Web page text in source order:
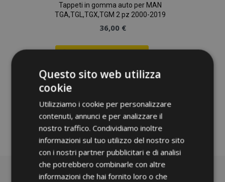
Tappeti in gomma auto per MAN
TGA,TGL,TGX,TGM 2 pz 2000-2019
36,00 €
Aggiungi
lista
desideri
Questo sito web utilizza
cookie
Utilizziamo i cookie per personalizzare
contenuti, annunci e per analizzare il
nostro traffico. Condividiamo inoltre
informazioni sul tuo utilizzo del nostro sito
con i nostri partner pubblicitari e di analisi
che potrebbero combinarle con altre
informazioni che hai fornito loro o che